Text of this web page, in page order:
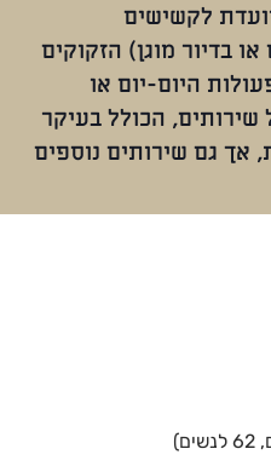
לקשישים
בדיור מוגן) הזקוקים
היום-יום או
הכולל בעיקר
אך גם שירותים נוספים